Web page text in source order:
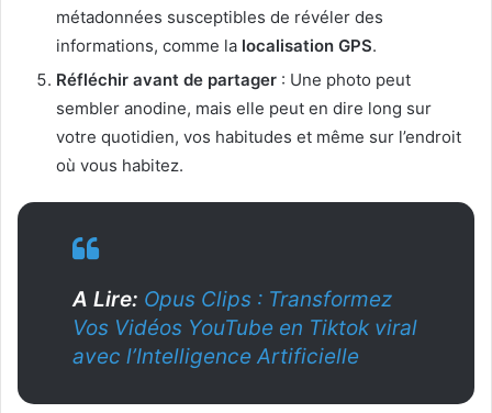
métadonnées susceptibles de révéler des
informations, comme la localisation GPS.
Réfléchir avant de partager : Une photo peut
sembler anodine, mais elle peut en dire long sur
votre quotidien, vos habitudes et même sur l’endroit
où vous habitez.
A Lire: Opus Clips : Transformez
Vos Vidéos YouTube en Tiktok viral
avec l’Intelligence Artificielle